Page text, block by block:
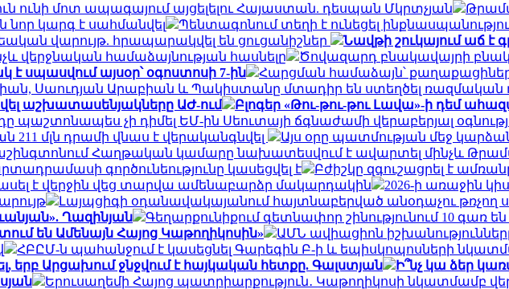
ունի մոտ ապագայում այցելելու Հայաստան. դեսպան Մկրտչյան
նոր կարգ է սահմանվել
Պենտագոնում տեղի է ունեցել
վարույթ. հրապարակվել են ցուցանիշներ
Նավթի շուկայում աճ է
վերջնական համաձայնության հասնելը
Ծովազարդ բնակավայրի
է սպասվում այսօր՝ օգոստոսի 7-ին
Հարցման համաձայն՝
Սաուդյան Արաբիան և Պակիստանը մտադիր են ստեղծել ռազմական
աշխատասենյակները ԱԺ-ում
Բլոգեր «Թու-թու-թու Լավա»-ի դեմ
պաշտոնապես չի դիմել ԵՄ-ին Սեուտայի ​​ճգնաժամի վերաբերյալ
մլն դրամի վնաս է վերականգնվել
Այս օրը պատմության մեջ
Հաղթական կամարը նախատեսվում է ավարտել մինչև
գործունեությունը կասեցվել է
Բժիշկը զգուշացրել է
է վերջին վեց տարվա ամենաբարձր մակարդակին
2026-ի առաջին
Լայպցիգի օդանավակայանում հայտնաբերված անօդաչու թռչող
Ղազինյան
Գեղարքունիքում գետնափոր շինությունում 10 գառ
են Ամենայն Հայոց Կաթողիկոսին»
ԱՄՆ ավիացիոն
ՀԲԸՄ-ն պահանջում է կասեցնել Գարեգին Բ-ի և եպիսկոպոսների
երբ Արցախում ջնջվում է հայկական հետքը. Գալստյան
Ի՞նչ կա ձեր
Երուսաղեմի Հայոց պատրիարքություն․ Կաթողիկոսի նկատմամբ